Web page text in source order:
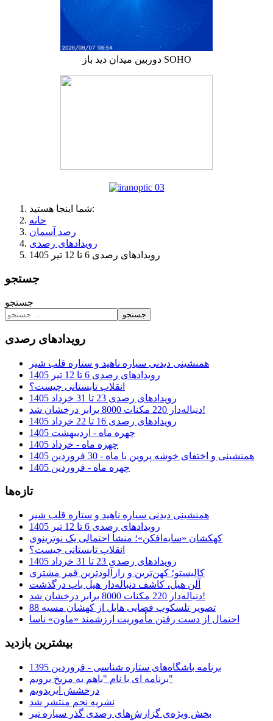
دوربین میدان دید باز SOHO
شما اینجا هستید:
خانه
رصد آسمان
رویدادهای رصدی
رویدادهای رصدی 6 تا 12 تیر 1405
جستجو
جستجو
جستجو
رویدادهای رصدی
همنشینی دیدنی سیاره ناهید و ستاره قلب شیر
رویدادهای رصدی 6 تا 12 تیر 1405
انقلاب تابستانی چیست؟
رویدادهای رصدی 23 تا 31 خرداد 1405
دنباله‌دار 220 مکنات 8000 برابر درخشان شد!
رویدادهای رصدی 16 تا 22 خرداد 1405
چهره ماه - اردیبهشت 1405
چهره ماه - خرداد 1405
همنشینی و اختفای خوشه پروین با ماه - 30 فروردین 1405
چهره ماه - فروردین 1405
تازه‌ها
همنشینی دیدنی سیاره ناهید و ستاره قلب شیر
رویدادهای رصدی 6 تا 12 تیر 1405
کهکشان «سایه‌افکن»؛ منشأ احتمالی یک نوترینوی
انقلاب تابستانی چیست؟
رویدادهای رصدی 23 تا 31 خرداد 1405
کالیستو؛ کهن‌ترین و رازآلودترین قمر مشتری
آلن هیل، کاشف دنباله‌دار هیل باپ درگذشت
دنباله‌دار 220 مکنات 8000 برابر درخشان شد!
تصویر تلسکوپ فضایی هابل از کهشان مسیه 88
احتمال از دست رفتن مأموریت ارزشمند «ماون» ناسا
بیشترین بازدید
برنامه باشگاه‌های ستاره شناسی - فروردین 1395
برنامه ای با نام "باهم به مریخ برویم"
درخشش ایریدویم
نشریه نجم منتشر شد
بخش ویژه‌ی گزارش‌های رصدی گذر سیاره تیر